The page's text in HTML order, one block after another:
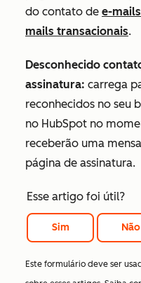
do contato de e-
mails transacionais.
Desconhecido
assinatura: carrega
reconhecidos no seu
no HubSpot no
receberão uma
página de assinatura.
Esse artigo foi útil?
Sim Não
Este formulário deve ser